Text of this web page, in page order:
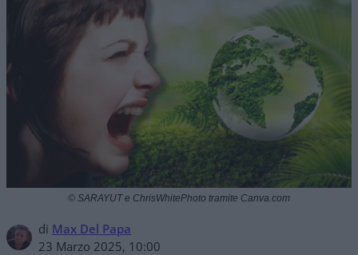
di Max Del Papa
23 Marzo 2025, 10:00
© SARAYUT e ChrisWhitePhoto tramite Canva.com